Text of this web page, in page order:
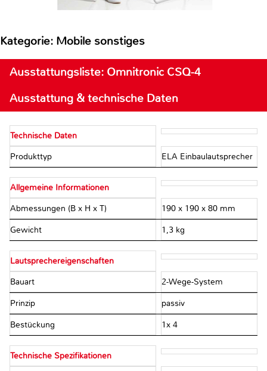
Kategorie: Mobile sonstiges
Ausstattungsliste: Omnitronic CSQ-4
Ausstattung & technische Daten
Technische Daten
Produkttyp ELA Einbaulautsprecher
Allgemeine Informationen
Abmessungen (B x H x T) 190 x 190 x 80 mm
Gewicht 1,3 kg
Lautsprechereigenschaften
Bauart 2-Wege-System
Prinzip passiv
Bestückung 1x 4
Technische Spezifikationen